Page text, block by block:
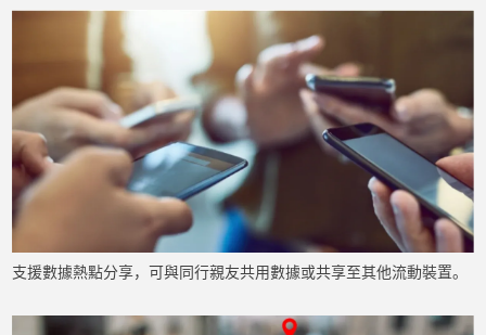
支援數據熱點分享，可與同行親友共用數據或共享至其他流動裝置。